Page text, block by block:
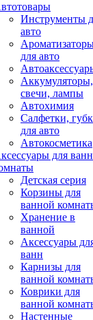
Инструменты
авто
для авто
Аккумуляторы,
свечи, лампы
Автохимия
Салфетки,
для авто
Автокосметика
для
Детская серия
Корзины для
ванной
Хранение в
ванной
Аксессуары
ванн
Карнизы для
ванной
Коврики для
ванной
Настенные